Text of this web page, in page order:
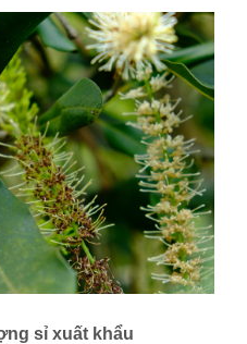
sỉ xuất khẩu